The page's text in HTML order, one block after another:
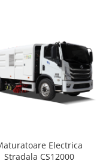
Electrica
Stradala CS12000